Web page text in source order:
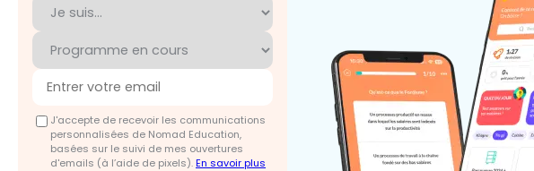
J'accepte de recevoir les communications
personnalisées de Nomad Education,
basées sur le suivi de mes ouvertures
d'emails (à l’aide de pixels).En savoir plus